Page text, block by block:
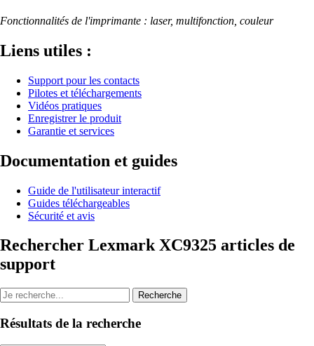
Fonctionnalités de l'imprimante : laser, multifonction, couleur
Liens utiles :
Support pour les contacts
Pilotes et téléchargements
Vidéos pratiques
Enregistrer le produit
Garantie et services
Documentation et guides
Guide de l'utilisateur interactif
Guides téléchargeables
Sécurité et avis
Rechercher Lexmark XC9325 articles de
support
Recherche
Résultats de la recherche